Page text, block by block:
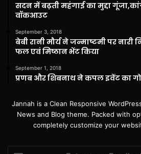
सदन में बढ़ती महंगाई का मुद्दा
वॉकआउट
September 3, 2018
बेबी रानी मौर्य ने जन्माष्टमी पर
फल एवं मिष्ठान भेंट किया
September 1, 2018
प्रणब और शिबनाथ ने कपल इवेंट का
Jannah is a Clean Responsive
News and Blog theme. Packed with
completely customize your
Enter